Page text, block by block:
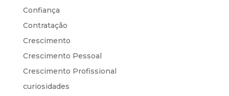
Confiança
Contratação
Crescimento
Crescimento Pessoal
Crescimento Profissional
curiosidades